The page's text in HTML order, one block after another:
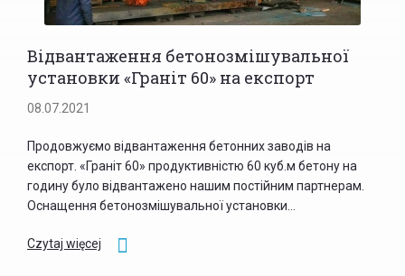
Відвантаження бетонозмішувальної
установки «Граніт 60» на експорт
08.07.2021
Продовжуємо відвантаження бетонних заводів на
експорт. «Граніт 60» продуктивністю 60 куб.м бетону на
годину було відвантажено нашим постійним партнерам.
Оснащення бетонозмішувальної установки...
Czytaj więcej